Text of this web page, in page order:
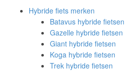
Hybride fiets merken
Batavus hybride fietsen
Gazelle hybride fietsen
Giant hybride fietsen
Koga hybride fietsen
Trek hybride fietsen